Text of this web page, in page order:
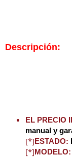
Descripción:
EL PRECIO
manual y
[*]ESTADO:
[*]MODELO: